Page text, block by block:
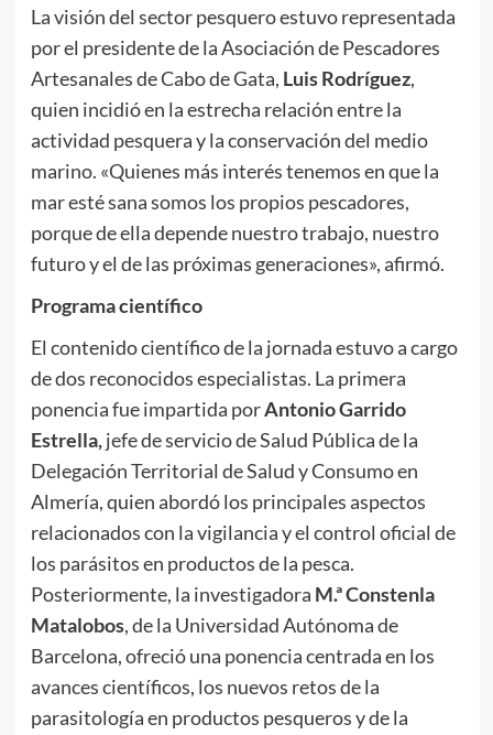
La visión del sector pesquero estuvo representada
por el presidente de la Asociación de Pescadores
Artesanales de Cabo de Gata, Luis Rodríguez,
quien incidió en la estrecha relación entre la
actividad pesquera y la conservación del medio
marino. «Quienes más interés tenemos en que la
mar esté sana somos los propios pescadores,
porque de ella depende nuestro trabajo, nuestro
futuro y el de las próximas generaciones», afirmó.
Programa científico
El contenido científico de la jornada estuvo a cargo
de dos reconocidos especialistas. La primera
ponencia fue impartida porAntonio Garrido
Estrella,jefe de servicio de Salud Pública de la
Delegación Territorial de Salud y Consumo en
Almería, quien abordó los principales aspectos
relacionados con la vigilancia y el control oficial de
los parásitos en productos de la pesca.
Posteriormente, la investigadora M.ª Constenla
Matalobos, de la Universidad Autónoma de
Barcelona, ofreció una ponencia centrada en los
avances científicos, los nuevos retos de la
parasitología en productos pesqueros y de la